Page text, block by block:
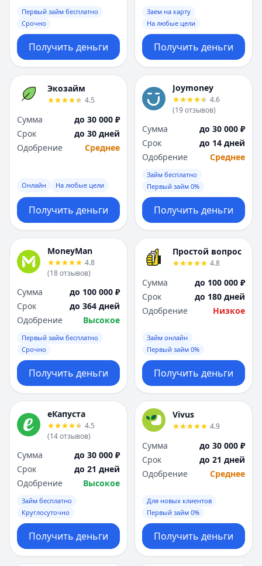
Первый займ бесплатно
Срочно
Получить деньги
Заем на карту
На любые цели
Получить деньги
Экозайм
4.5
Сумма
до 30 000 ₽
Срок
до 30 дней
Одобрение
Среднее
Онлайн На любые цели
Получить деньги
Joymoney
4.6
(19отзывов)
Сумма
до 30 000 ₽
Срок
до 14 дней
Одобрение
Среднее
Займ бесплатно
Первый займ 0%
Получить деньги
MoneyMan
4.8
(18отзывов)
Сумма
до 100 000 ₽
Срок
до 364 дней
Одобрение
Высокое
Первый займ бесплатно
Срочно
Получить деньги
Простой вопрос
4.8
Сумма
до 100 000 ₽
Срок
до 180 дней
Одобрение
Низкое
Займ онлайн
Первый займ 0%
Получить деньги
еКапуста
4.5
(14отзывов)
Сумма
до 30 000 ₽
Срок
до 21 дней
Одобрение
Высокое
Займ бесплатно
Круглосуточно
Получить деньги
Vivus
4.9
Сумма
до 30 000 ₽
Срок
до 21 дней
Одобрение
Среднее
Для новых клиентов
Первый займ 0%
Получить деньги